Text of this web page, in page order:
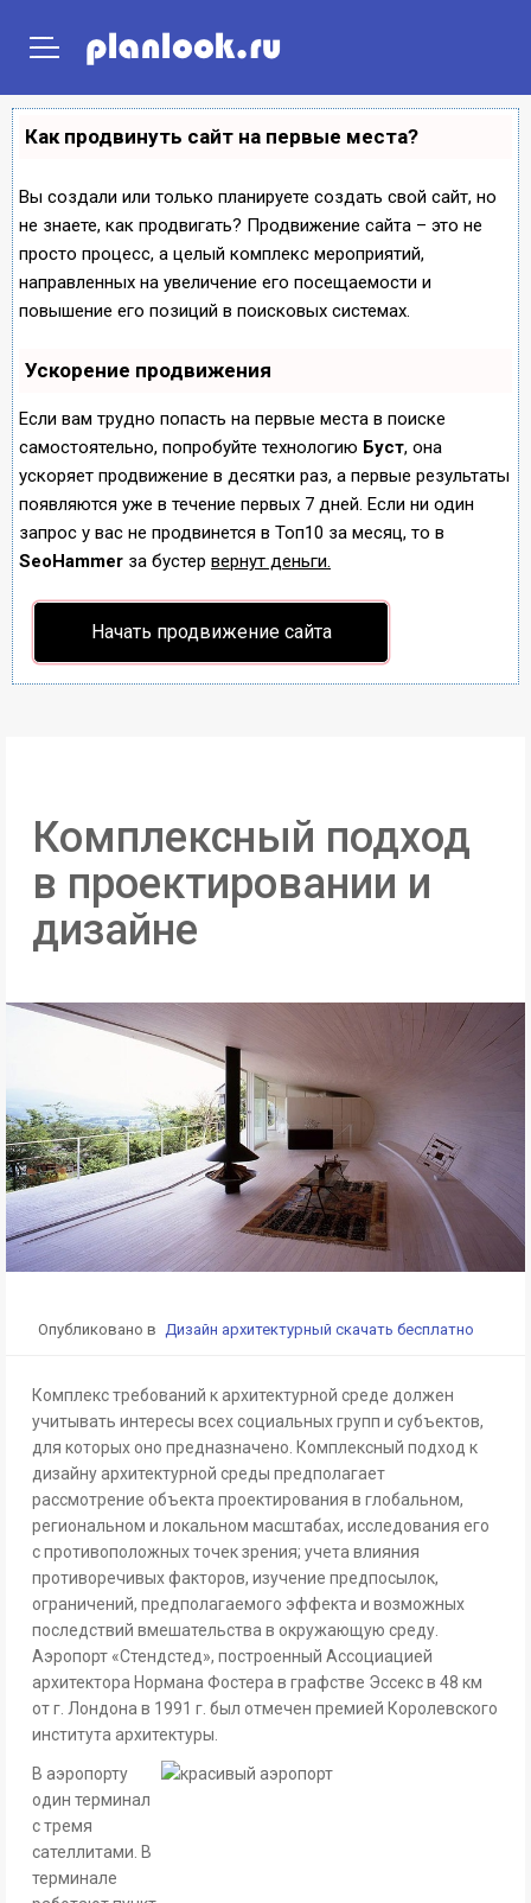
ГЛАВНАЯ
ПРОЕКТЫ ДОМОВ
ПРОЕКТЫ ПОСТРОЕК
Как продвинуть сайт на первые места?
Вы создали или только планируете создать свой сайт, но
не знаете, как продвигать? Продвижение сайта – это не
просто процесс, а целый комплекс мероприятий,
направленных на увеличение его посещаемости и
повышение его позиций в поисковых системах.
Ускорение продвижения
Если вам трудно попасть на первые места в поиске
самостоятельно, попробуйте технологию Буст, она
ускоряет продвижение в десятки раз, а первые результаты
появляются уже в течение первых 7 дней. Если ни один
запрос у вас не продвинется в Топ10 за месяц, то в
SeoHammer за бустер вернут деньги.
Начать продвижение сайта
Комплексный подход
в проектировании и
дизайне
Опубликовано в Дизайн архитектурный скачать бесплатно
Комплекс требований к архитектурной среде должен
учитывать интересы всех социальных групп и субъектов,
для которых оно предназначено. Комплексный подход к
дизайну архитектурной среды предполагает
рассмотрение объекта проектирования в глобальном,
региональном и локальном масштабах, исследования его
с противоположных точек зрения; учета влияния
противоречивых факторов, изучение предпосылок,
ограничений, предполагаемого эффекта и возможных
последствий вмешательства в окружающую среду.
Аэропорт «Стендстед», построенный Ассоциацией
архитектора Нормана Фостера в графстве Эссекс в 48 км
от г. Лондона в 1991 г. был отмечен премией Королевского
института архитектуры.
В аэропорту
один терминал
с тремя
сателлитами. В
терминале